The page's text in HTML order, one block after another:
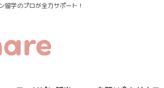
留学のプロが全力サポート！